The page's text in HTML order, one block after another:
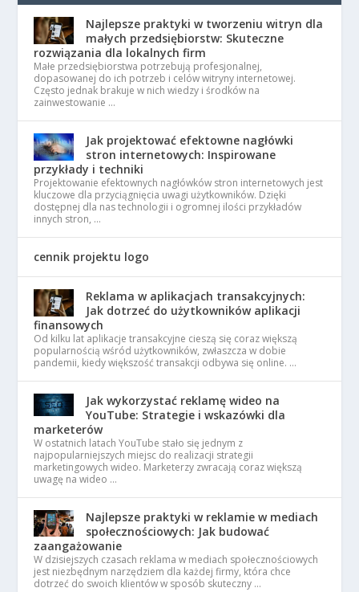
Najlepsze praktyki w tworzeniu witryn dla
małych przedsiębiorstw: Skuteczne
rozwiązania dla lokalnych firm
Małe przedsiębiorstwa potrzebują profesjonalnej,
dopasowanej do ich potrzeb i celów witryny internetowej.
Często jednak brakuje w nich wiedzy i środków na
zainwestowanie …
Jak projektować efektowne nagłówki
stron internetowych: Inspirowane
przykłady i techniki
Projektowanie efektownych nagłówków stron internetowych jest
kluczowe dla przyciągnięcia uwagi użytkowników. Dzięki
dostępnej dla nas technologii i ogromnej ilości przykładów
innych stron, …
cennik projektu logo
Reklama w aplikacjach transakcyjnych:
Jak dotrzeć do użytkowników aplikacji
finansowych
Od kilku lat aplikacje transakcyjne cieszą się coraz większą
popularnością wśród użytkowników, zwłaszcza w dobie
pandemii, kiedy większość transakcji odbywa się online. …
Jak wykorzystać reklamę wideo na
YouTube: Strategie i wskazówki dla
marketerów
W ostatnich latach YouTube stało się jednym z
najpopularniejszych miejsc do realizacji strategii
marketingowych wideo. Marketerzy zwracają coraz większą
uwagę na wideo …
Najlepsze praktyki w reklamie w mediach
społecznościowych: Jak budować
zaangażowanie
W dzisiejszych czasach reklama w mediach społecznościowych
jest niezbędnym narzędziem dla każdej firmy, która chce
dotrzeć do swoich klientów w sposób skuteczny …